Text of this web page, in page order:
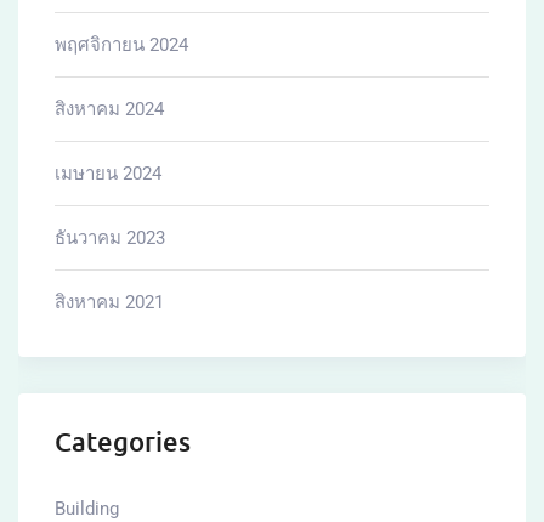
พฤศจิกายน 2024
สิงหาคม 2024
เมษายน 2024
ธันวาคม 2023
สิงหาคม 2021
Categories
Building